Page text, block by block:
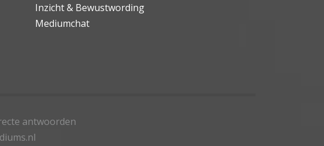
Inzicht & Bewustwording
Mediumchat
antwoorden